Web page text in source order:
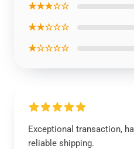
★★★☆☆
★★☆☆☆
★☆☆☆☆
Exceptional transaction,
reliable shipping.